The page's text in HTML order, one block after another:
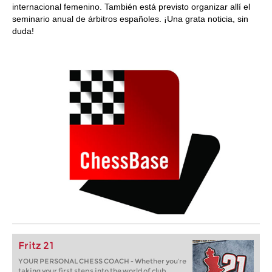
internacional femenino. También está previsto organizar allí el
seminario anual de árbitros españoles. ¡Una grata noticia, sin
duda!
Fritz 21
YOUR PERSONAL CHESS COACH - Whether you’re